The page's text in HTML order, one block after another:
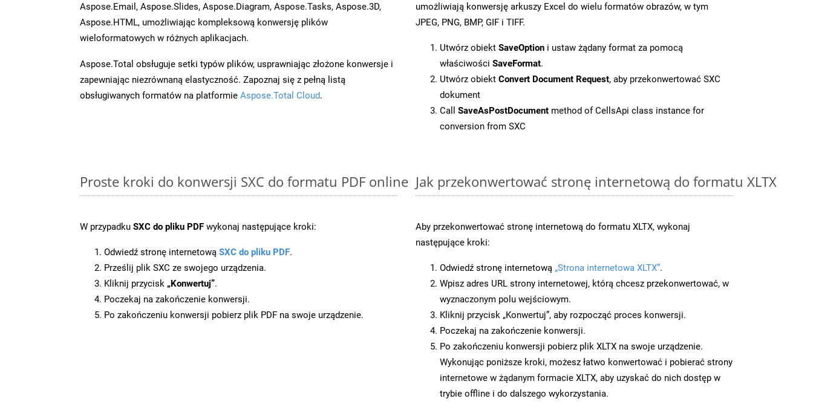
Aspose.Email, Aspose.Slides, Aspose.Diagram, Aspose.Tasks, Aspose.3D,
Aspose.HTML, umożliwiając kompleksową konwersję plików
wieloformatowych w różnych aplikacjach.
Aspose.Total obsługuje setki typów plików, usprawniając złożone konwersje i
zapewniając niezrównaną elastyczność. Zapoznaj się z pełną listą
obsługiwanych formatów na platformie Aspose.Total Cloud.
umożliwiają konwersję arkuszy Excel do wielu formatów obrazów, w tym
JPEG, PNG, BMP, GIF i TIFF.
Utwórz obiekt SaveOption i ustaw żądany format za pomocą
właściwości SaveFormat.
Utwórz obiekt Convert Document Request, aby przekonwertować SXC
dokument
Call SaveAsPostDocument method of CellsApi class instance for
conversion from SXC
Proste kroki do konwersji SXC do formatu PDF online
W przypadku SXC do pliku PDF wykonaj następujące kroki:
Odwiedź stronę internetową SXC do pliku PDF.
Prześlij plik SXC ze swojego urządzenia.
Kliknij przycisk „Konwertuj”.
Poczekaj na zakończenie konwersji.
Po zakończeniu konwersji pobierz plik PDF na swoje urządzenie.
Jak przekonwertować stronę internetową do formatu XLTX
Aby przekonwertować stronę internetową do formatu XLTX, wykonaj
następujące kroki:
Odwiedź stronę internetową „Strona internetowa XLTX”.
Wpisz adres URL strony internetowej, którą chcesz przekonwertować, w
wyznaczonym polu wejściowym.
Kliknij przycisk „Konwertuj”, aby rozpocząć proces konwersji.
Poczekaj na zakończenie konwersji.
Po zakończeniu konwersji pobierz plik XLTX na swoje urządzenie.
Wykonując poniższe kroki, możesz łatwo konwertować i pobierać strony
internetowe w żądanym formacie XLTX, aby uzyskać do nich dostęp w
trybie offline i do dalszego wykorzystania.